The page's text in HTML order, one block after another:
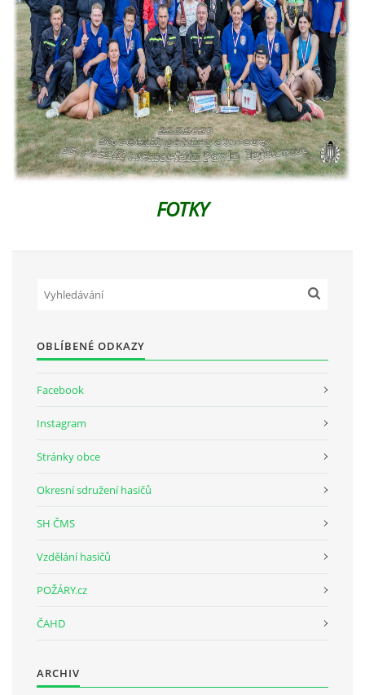
FOTKY
OBLÍBENÉ ODKAZY
Facebook
Instagram
Stránky obce
Okresní sdružení hasičů
SH ČMS
Vzdělání hasičů
POŽÁRY.cz
ČAHD
ARCHIV